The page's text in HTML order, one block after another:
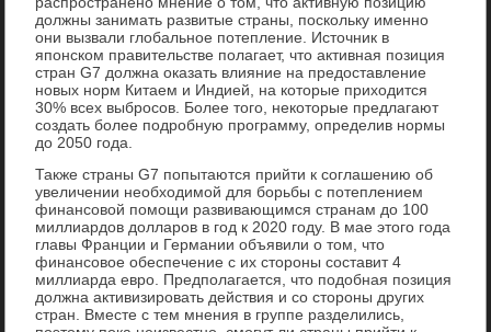
должны занимать развитые страны, поскольку именно
они вызвали глобальное потепление. Источник в
японском правительстве полагает, что активная позиция
стран G7 должна оказать влияние на предоставление
новых норм Китаем и Индией, на которые приходится
30% всех выбросов. Более того, некоторые предлагают
создать более подробную программу, определив нормы
до 2050 года.
Также страны G7 попытаются прийти к соглашению об
увеличении необходимой для борьбы с потеплением
финансовой помощи развивающимся странам до 100
миллиардов долларов в год к 2020 году. В мае этого года
главы Франции и Германии объявили о том, что
финансовое обеспечение с их стороны составит 4
миллиарда евро. Предполагается, что подобная позиция
должна активизировать действия и со стороны других
стран. Вместе с тем мнения в группе разделились,